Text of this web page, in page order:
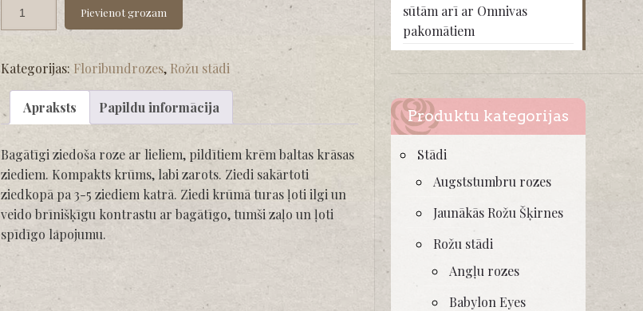
Pievienot grozam
Kategorijas: Floribundrozes,Rožu stādi
Apraksts Papildu informācija
Bagātīgi ziedoša roze ar lieliem, pildītiem krēm baltas krāsas
ziediem. Kompakts krūms, labi zarots. Ziedi sakārtoti
ziedkopā pa 3-5 ziediem katrā. Ziedi krūmā turas ļoti ilgi un
veido brīnišķīgu kontrastu ar bagātīgo, tumši zaļo un ļoti
spīdīgo lapojumu.
sūtām arī ar Omnivas
pakomātiem
Produktu kategorijas
Stādi
Augststumbru rozes
Jaunākās Rožu Šķirnes
Rožu stādi
Angļu rozes
Babylon Eyes